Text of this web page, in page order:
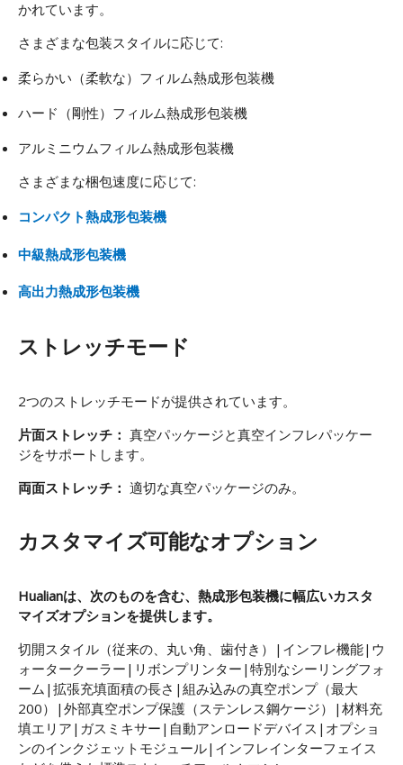
かれています。
さまざまな包装スタイルに応じて:
柔らかい（柔軟な）フィルム熱成形包装機
ハード（剛性）フィルム熱成形包装機
アルミニウムフィルム熱成形包装機
さまざまな梱包速度に応じて:
コンパクト熱成形包装機
中級熱成形包装機
高出力熱成形包装機
ストレッチモード
2つのストレッチモードが提供されています。
片面ストレッチ： 真空パッケージと真空インフレパッケー
ジをサポートします。
両面ストレッチ： 適切な真空パッケージのみ。
カスタマイズ可能なオプション
Hualianは、次のものを含む、熱成形包装機に幅広いカスタ
マイズオプションを提供します。
切開スタイル（従来の、丸い角、歯付き）|インフレ機能|ウ
ォータークーラー|リボンプリンター|特別なシーリングフォ
ーム|拡張充填面積の長さ|組み込みの真空ポンプ（最大
200）|外部真空ポンプ保護（ステンレス鋼ケージ）|材料充
填エリア|ガスミキサー|自動アンロードデバイス|オプショ
ンのインクジェットモジュール|インフレインターフェイス